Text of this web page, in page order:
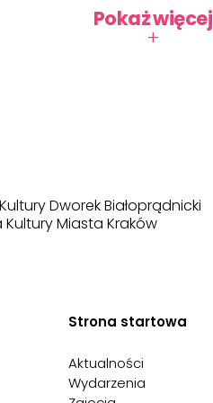
Pokaż więcej
+
Dworek Białoprądnicki
Miasta Kraków
Strona startowa
Aktualności
Wydarzenia